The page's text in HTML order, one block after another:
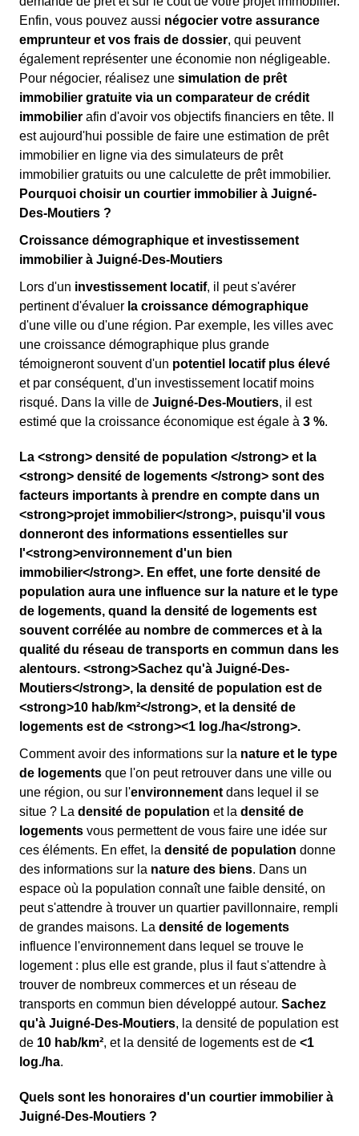
Enfin, vous pouvez aussi négocier votre assurance
emprunteur et vos frais de dossier, qui peuvent
également représenter une économie non négligeable.
Pour négocier, réalisez une simulation de prêt
immobilier gratuite via un comparateur de crédit
immobilier afin d'avoir vos objectifs financiers en tête. Il
est aujourd'hui possible de faire une estimation de prêt
immobilier en ligne via des simulateurs de prêt
immobilier gratuits ou une calculette de prêt immobilier.
Pourquoi choisir un courtier immobilier à Juigné-
Des-Moutiers ?
Croissance démographique et investissement
immobilier à Juigné-Des-Moutiers
Lors d'un investissement locatif, il peut s'avérer
pertinent d'évaluer la croissance démographique
d'une ville ou d'une région. Par exemple, les villes avec
une croissance démographique plus grande
témoigneront souvent d'un potentiel locatif plus élevé
et par conséquent, d'un investissement locatif moins
risqué. Dans la ville de Juigné-Des-Moutiers, il est
estimé que la croissance économique est égale à 3 %.
La <strong> densité de population </strong> et la
<strong> densité de logements </strong> sont des
facteurs importants à prendre en compte dans un
<strong>projet immobilier</strong>, puisqu'il vous
donneront des informations essentielles sur
l'<strong>environnement d'un bien
immobilier</strong>. En effet, une forte densité de
population aura une influence sur la nature et le type
de logements, quand la densité de logements est
souvent corrélée au nombre de commerces et à la
qualité du réseau de transports en commun dans les
alentours. <strong>Sachez qu'à Juigné-Des-
Moutiers</strong>, la densité de population est de
<strong>10 hab/km²</strong>, et la densité de
logements est de <strong><1 log./ha</strong>.
Comment avoir des informations sur la nature et le type
de logements que l'on peut retrouver dans une ville ou
une région, ou sur l'environnement dans lequel il se
situe ? La densité de population et la densité de
logements vous permettent de vous faire une idée sur
ces éléments. En effet, la densité de population donne
des informations sur la nature des biens. Dans un
espace où la population connaît une faible densité, on
peut s'attendre à trouver un quartier pavillonnaire, rempli
de grandes maisons. La densité de logements
influence l'environnement dans lequel se trouve le
logement : plus elle est grande, plus il faut s'attendre à
trouver de nombreux commerces et un réseau de
transports en commun bien développé autour. Sachez
qu'à Juigné-Des-Moutiers, la densité de population est
de 10 hab/km², et la densité de logements est de <1
log./ha.
Quels sont les honoraires d'un courtier immobilier à
Juigné-Des-Moutiers ?